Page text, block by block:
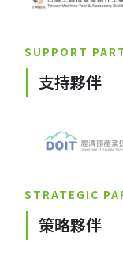
SUPPORT
支持夥伴
STRATEGIC
策略夥伴